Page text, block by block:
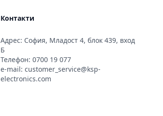
Контакти
Адрес: София, Младост 4, блок 439, вход
Б
Телефон: 0700 19 077
e-mail: customer_service@ksp-
electronics.com